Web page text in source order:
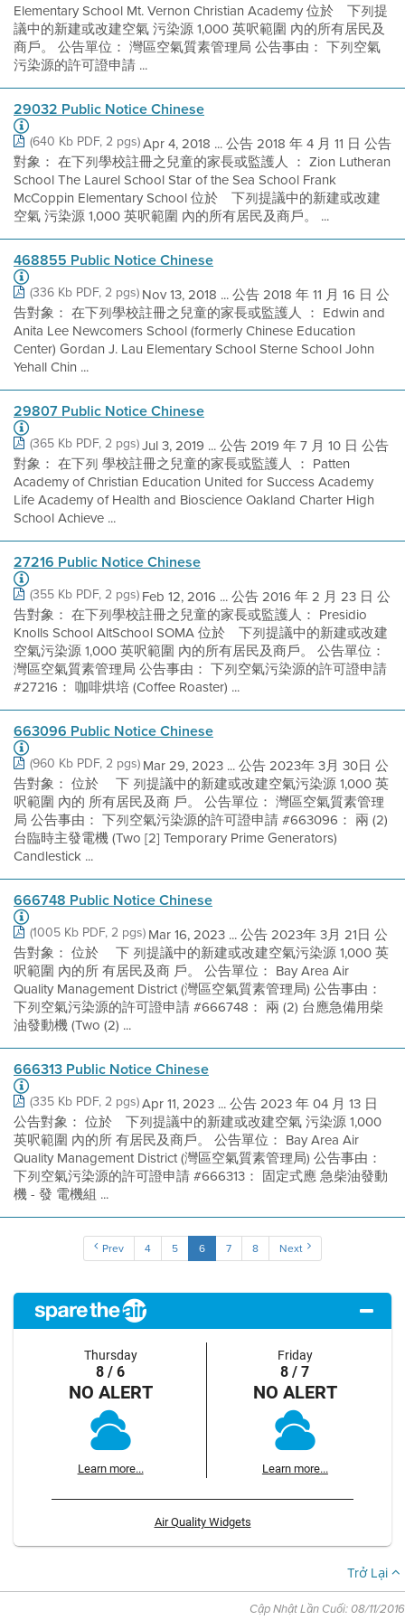
Elementary School Mt. Vernon Christian Academy 位於離下列提
議中的新建或改建空氣 污染源 1,000 英呎範圍 內的所有居民及
商戶。 公告單位： 灣區空氣質素管理局 公告事由： 下列空氣
污染源的許可證申請 ...
29032 Public Notice Chinese
(640 Kb PDF, 2 pgs)Apr 4, 2018 ... 公告 2018 年 4 月 11 日 公告
對象： 在下列學校註冊之兒童的家長或監護人 ： Zion Lutheran
School The Laurel School Star of the Sea School Frank
McCoppin Elementary School 位於離下列提議中的新建或改建
空氣 污染源 1,000 英呎範圍 內的所有居民及商戶。 ...
468855 Public Notice Chinese
(336 Kb PDF, 2 pgs) Nov 13, 2018 ... 公告 2018 年 11 月 16 日 公
告對象： 在下列學校註冊之兒童的家長或監護人 ： Edwin and
Anita Lee Newcomers School (formerly Chinese Education
Center) Gordan J. Lau Elementary School Sterne School John
Yehall Chin ...
29807 Public Notice Chinese
(365 Kb PDF, 2 pgs)Jul 3, 2019 ... 公告 2019 年 7 月 10 日 公告
對象： 在下列 學校註冊之兒童的家長或監護人 ： Patten
Academy of Christian Education United for Success Academy
Life Academy of Health and Bioscience Oakland Charter High
School Achieve ...
27216 Public Notice Chinese
(355 Kb PDF, 2 pgs) Feb 12, 2016 ... 公告 2016 年 2 月 23 日 公
告對象： 在下列學校註冊之兒童的家長或監護人： Presidio
Knolls School AltSchool SOMA 位於離下列提議中的新建或改建
空氣污染源 1,000 英呎範圍 內的所有居民及商戶。 公告單位：
灣區空氣質素管理局 公告事由： 下列空氣污染源的許可證申請
#27216： 咖啡烘培 (Coffee Roaster) ...
663096 Public Notice Chinese
(960 Kb PDF, 2 pgs) Mar 29, 2023 ... 公告 2023年 3月 30日 公
告對象： 位於 離下 列提議中的新建或改建空氣污染源 1,000 英
呎範圍 內的 所有居民及商 戶。 公告單位： 灣區空氣質素管理
局 公告事由： 下列空氣污染源的許可證申請 #663096： 兩 (2)
台臨時主發電機 (Two [2] Temporary Prime Generators)
Candlestick ...
666748 Public Notice Chinese
(1005 Kb PDF, 2 pgs) Mar 16, 2023 ... 公告 2023年 3月 21日 公
告對象： 位於 離下 列提議中的新建或改建空氣污染源 1,000 英
呎範圍 內的所 有居民及商 戶。 公告單位： Bay Area Air
Quality Management District (灣區空氣質素管理局) 公告事由：
下列空氣污染源的許可證申請 #666748： 兩 (2) 台應急備用柴
油發動機 (Two (2) ...
666313 Public Notice Chinese
(335 Kb PDF, 2 pgs)Apr 11, 2023 ... 公告 2023 年 04 月 13 日
公告對象： 位於離下列提議中的新建或改建空氣 污染源 1,000
英呎範圍 內的所 有居民及商戶。 公告單位： Bay Area Air
Quality Management District (灣區空氣質素管理局) 公告事由：
下列空氣污染源的許可證申請 #666313： 固定式應 急柴油發動
機 - 發 電機組 ...
Prev 4 5 6 7 8 Next
Thursday
8 / 6
NO ALERT
Learn more...
Friday
8 / 7
NO ALERT
Learn more...
Air Quality Widgets
Trở Lại
Cập Nhật Lần Cuối: 08/11/2016